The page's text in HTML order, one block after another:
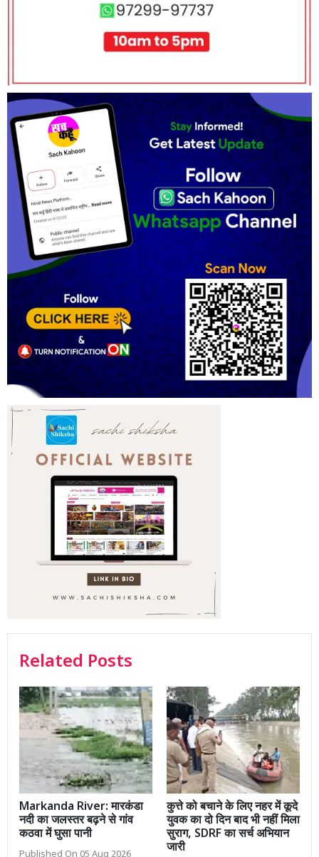
Related Posts
Markanda River: मारकंडा
नदी का जलस्तर बढ़ने से गांव
कठवा में घुसा पानी
कुत्ते को बचाने के लिए नहर में कूदे
युवक का दो दिन बाद भी नहीं मिला
सुराग, SDRF का सर्च अभियान
जारी